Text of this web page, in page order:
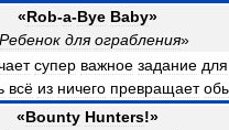
«Rob-a-Bye Baby»
Ребенок для ограбления»
супер важное задание для
всё из ничего превращает
«Bounty Hunters!»